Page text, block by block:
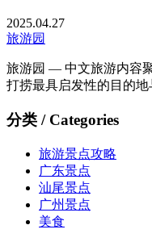
2025.04.27
旅游园
旅游园 — 中文旅游内容
打捞最具启发性的目的地
分类 / Categories
旅游景点攻略
广东景点
汕尾景点
广州景点
美食